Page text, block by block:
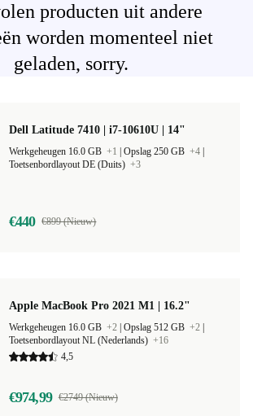
producten uit andere
worden momenteel niet
geladen, sorry.
Dell Latitude 7410 | i7-10610U | 14"
Werkgeheugen 16.0 GB +1 Opslag 250 GB +4
Toetsenbordlayout DE (Duits) +3
€440 €899 (Nieuw)
Apple MacBook Pro 2021 M1 | 16.2"
Werkgeheugen 16.0 GB +2 Opslag 512 GB +2
Toetsenbordlayout NL (Nederlands) +16
4,5
€974,99 €2749 (Nieuw)